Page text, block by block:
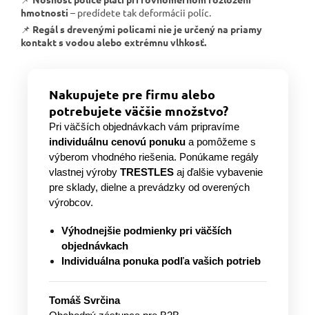
hmotnosti – predídete tak deformácii políc.
📌 Regál s drevenými policami nie je určený na priamy
kontakt s vodou alebo extrémnu vlhkosť.
Nakupujete pre firmu alebo
potrebujete väčšie množstvo?
Pri väčších objednávkach vám pripravíme
individuálnu cenovú ponuku a pomôžeme s
výberom vhodného riešenia. Ponúkame regály
vlastnej výroby TRESTLES aj ďalšie vybavenie
pre sklady, dielne a prevádzky od overených
výrobcov.
Výhodnejšie podmienky pri väčších
objednávkach
Individuálna ponuka podľa vašich potrieb
Tomáš Svrčina